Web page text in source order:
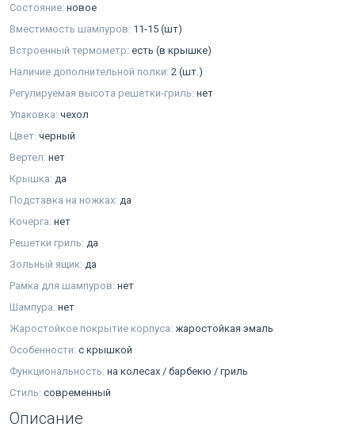
Состояние: новое
Вместимость шампуров: 11-15 (шт)
Встроенный термометр: есть (в крышке)
Наличие дополнительной полки: 2 (шт.)
Регулируемая высота решетки-гриль: нет
Упаковка: чехол
Цвет: черный
Вертел: нет
Крышка: да
Подставка на ножках: да
Кочерга: нет
Решетки гриль: да
Зольный ящик: да
Рамка для шампуров: нет
Шампура: нет
Жаростойкое покрытие корпуса: жаростойкая эмаль
Особенности: с крышкой
Функциональность: на колесах / барбекю / гриль
Стиль: современный
Описание